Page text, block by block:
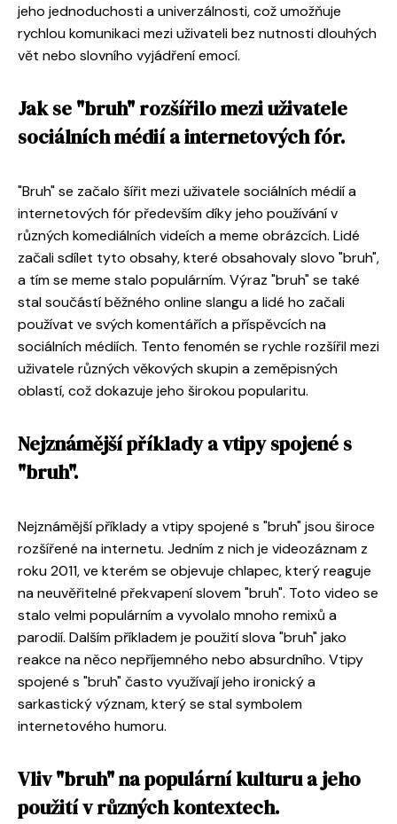
jeho jednoduchosti a univerzálnosti, což umožňuje
rychlou komunikaci mezi uživateli bez nutnosti dlouhých
vět nebo slovního vyjádření emocí.
Jak se "bruh" rozšířilo mezi uživatele
sociálních médií a internetových fór.
"Bruh" se začalo šířit mezi uživatele sociálních médií a
internetových fór především díky jeho používání v
různých komediálních videích a meme obrázcích. Lidé
začali sdílet tyto obsahy, které obsahovaly slovo "bruh",
a tím se meme stalo populárním. Výraz "bruh" se také
stal součástí běžného online slangu a lidé ho začali
používat ve svých komentářích a příspěvcích na
sociálních médiích. Tento fenomén se rychle rozšířil mezi
uživatele různých věkových skupin a zeměpisných
oblastí, což dokazuje jeho širokou popularitu.
Nejznámější příklady a vtipy spojené s
"bruh".
Nejznámější příklady a vtipy spojené s "bruh" jsou široce
rozšířené na internetu. Jedním z nich je videozáznam z
roku 2011, ve kterém se objevuje chlapec, který reaguje
na neuvěřitelné překvapení slovem "bruh". Toto video se
stalo velmi populárním a vyvolalo mnoho remixů a
parodií. Dalším příkladem je použití slova "bruh" jako
reakce na něco nepříjemného nebo absurdního. Vtipy
spojené s "bruh" často využívají jeho ironický a
sarkastický význam, který se stal symbolem
internetového humoru.
Vliv "bruh" na populární kulturu a jeho
použití v různých kontextech.